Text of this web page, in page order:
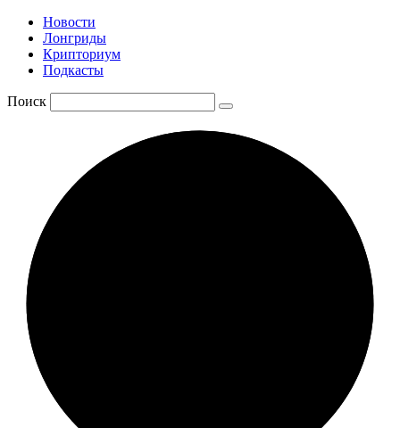
Новости
Лонгриды
Крипториум
Подкасты
Поиск